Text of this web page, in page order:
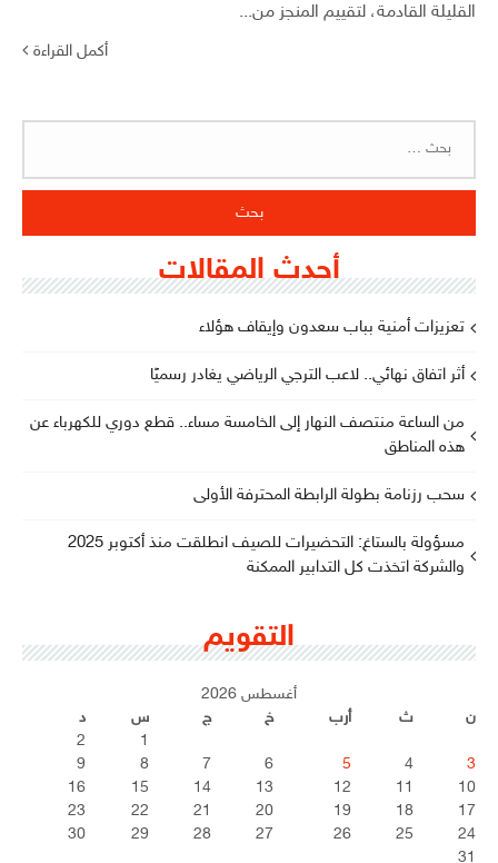
القليلة القادمة، لتقييم المنجز من...
أكمل القراءة
أحدث المقالات
تعزيزات أمنية بباب سعدون وإيقاف هؤلاء
أثر اتفاق نهائي.. لاعب الترجي الرياضي يغادر رسميًا
من الساعة منتصف النهار إلى الخامسة مساء.. قطع دوري للكهرباء عن
هذه المناطق
سحب رزنامة بطولة الرابطة المحترفة الأولى
مسؤولة بالستاغ: التحضيرات للصيف انطلقت منذ أكتوبر 2025
والشركة اتخذت كل التدابير الممكنة
التقويم
أغسطس 2026
ن
ث أرب خ ج س
د
1
2
3
4
5
6
7
8
9
10
11
12
13
14
15
16
17
18
19
20
21
22
23
24
25
26
27
28
29
30
31